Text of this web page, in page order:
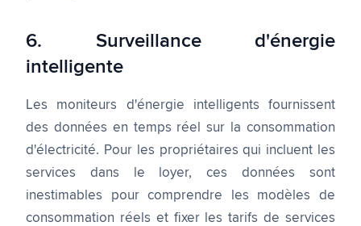
6. Surveillance d'énergie
intelligente
Les moniteurs d'énergie intelligents fournissent
des données en temps réel sur la consommation
d'électricité. Pour les propriétaires qui incluent les
services dans le loyer, ces données sont
inestimables pour comprendre les modèles de
consommation réels et fixer les tarifs de services